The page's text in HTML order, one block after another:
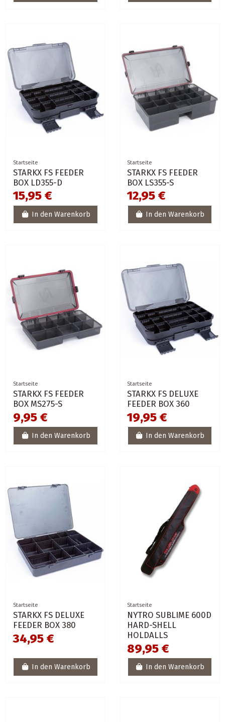
Startseite
STARKX FS FEEDER
BOX LD355-D
15,95 €
In den Warenkorb
Startseite
STARKX FS FEEDER
BOX LS355-S
12,95 €
In den Warenkorb
Startseite
STARKX FS FEEDER
BOX MS275-S
9,95 €
In den Warenkorb
Startseite
STARKX FS DELUXE
FEEDER BOX 360
19,95 €
In den Warenkorb
Startseite
STARKX FS DELUXE
FEEDER BOX 380
34,95 €
In den Warenkorb
Startseite
NYTRO SUBLIME 600D
HARD-SHELL
HOLDALLS
89,95 €
In den Warenkorb